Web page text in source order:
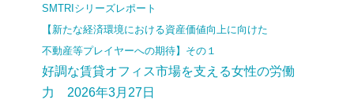
SMTRIシリーズレポート
【新たな経済環境における資産価値向上に向けた
不動産等プレイヤーへの期待】その１
好調な賃貸オフィス市場を支える女性の労働
力 2026年3月27日